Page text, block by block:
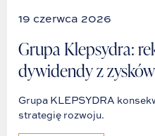
19 czerwca 2026
Grupa Klepsydra:
dywidendy z
Grupa KLEPSYDRA
strategię rozwoju.